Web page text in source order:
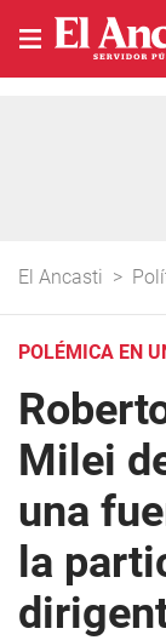
El Ancasti >
POLÉMICA EN
Milei
una
la